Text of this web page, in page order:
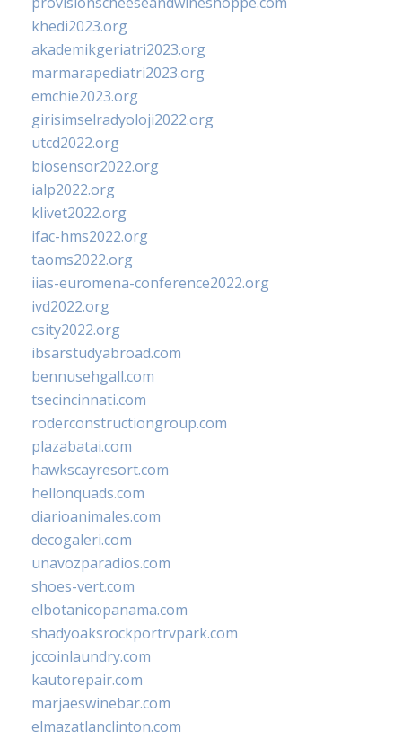
khedi2023.org
akademikgeriatri2023.org
marmarapediatri2023.org
emchie2023.org
girisimselradyoloji2022.org
utcd2022.org
biosensor2022.org
ialp2022.org
klivet2022.org
ifac-hms2022.org
taoms2022.org
iias-euromena-conference2022.org
ivd2022.org
csity2022.org
ibsarstudyabroad.com
bennusehgall.com
tsecincinnati.com
roderconstructiongroup.com
plazabatai.com
hawkscayresort.com
hellonquads.com
diarioanimales.com
decogaleri.com
unavozparadios.com
shoes-vert.com
elbotanicopanama.com
shadyoaksrockportrvpark.com
jccoinlaundry.com
kautorepair.com
marjaeswinebar.com
elmazatlanclinton.com